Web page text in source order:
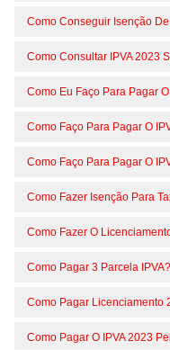
Como Conseguir Isenção
Como Consultar IPVA 2023
Como Eu Faço Para Pagar
Como Faço Para Pagar O
Como Faço Para Pagar O
Como Fazer Isenção Para
Como Fazer O
Como Pagar 3 Parcela IPVA?
Como Pagar Licenciamento
Como Pagar O IPVA 2023